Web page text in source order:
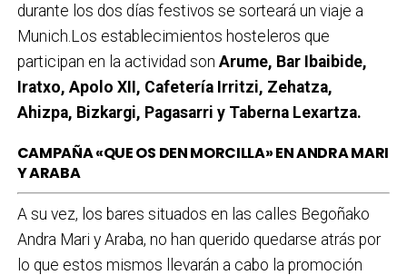
durante los dos días festivos se sorteará un viaje a
Munich.Los establecimientos hosteleros que
participan en la actividad son Arume, Bar Ibaibide,
Iratxo, Apolo XII, Cafetería Irritzi, Zehatza,
Ahizpa, Bizkargi, Pagasarri y Taberna Lexartza.
CAMPAÑA «QUE OS DEN MORCILLA» EN ANDRA MARI
Y ARABA
A su vez, los bares situados en las calles Begoñako
Andra Mari y Araba, no han querido quedarse atrás por
lo que estos mismos llevarán a cabo la promoción